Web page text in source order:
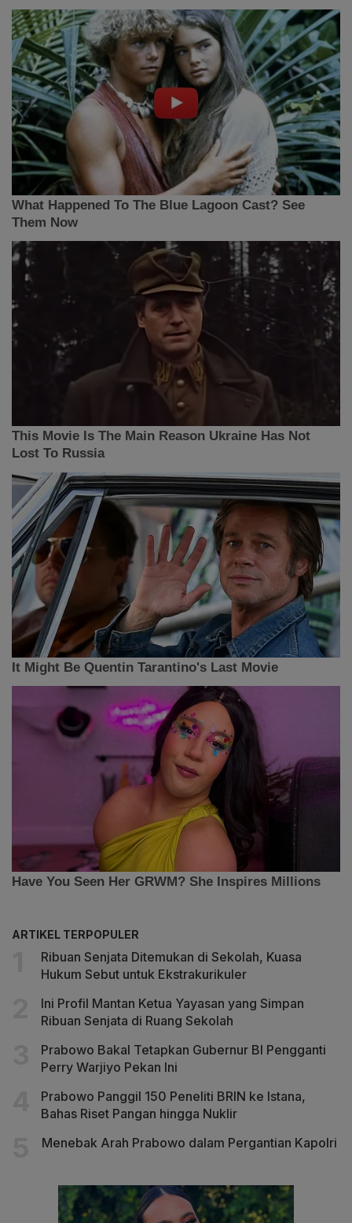
ARTIKEL TERPOPULER
Ribuan Senjata Ditemukan di Sekolah, Kuasa
Hukum Sebut untuk Ekstrakurikuler
Ini Profil Mantan Ketua Yayasan yang Simpan
Ribuan Senjata di Ruang Sekolah
Prabowo Bakal Tetapkan Gubernur BI Pengganti
Perry Warjiyo Pekan Ini
Prabowo Panggil 150 Peneliti BRIN ke Istana,
Bahas Riset Pangan hingga Nuklir
Menebak Arah Prabowo dalam Pergantian Kapolri